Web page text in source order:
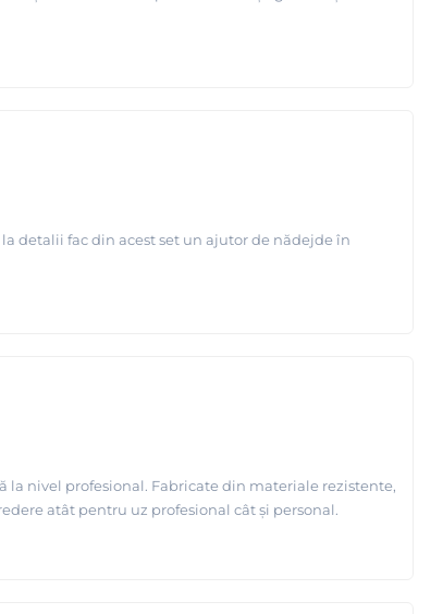
detalii fac din acest set un ajutor de nădejde în
la nivel profesional. Fabricate din materiale rezistente,
atât pentru uz profesional cât și personal.